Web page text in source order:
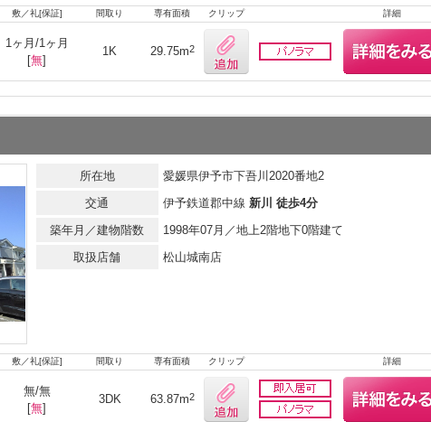
敷／礼[保証] 間取り 専有面積 クリップ 詳細
1ヶ月/1ヶ月
[無]
1K 29.75m2
所在地
愛媛県伊予市下吾川2020番地2
交通
伊予鉄道郡中線 新川 徒歩4分
築年月／建物階数
1998年07月／地上2階地下0階建て
取扱店舗
松山城南店
敷／礼[保証] 間取り 専有面積 クリップ 詳細
無/無
[無]
3DK 63.87m2